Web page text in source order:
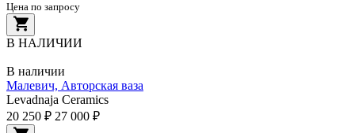
Цена по запросу
В НАЛИЧИИ
В наличии
Малевич, Авторская ваза
Levadnaja Ceramics
20 250 ₽ 27 000 ₽